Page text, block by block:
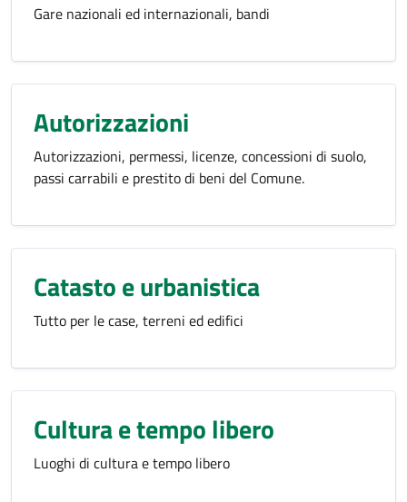
Gare nazionali ed internazionali, bandi
Autorizzazioni
Autorizzazioni, permessi, licenze, concessioni di suolo,
passi carrabili e prestito di beni del Comune.
Catasto e urbanistica
Tutto per le case, terreni ed edifici
Cultura e tempo libero
Luoghi di cultura e tempo libero